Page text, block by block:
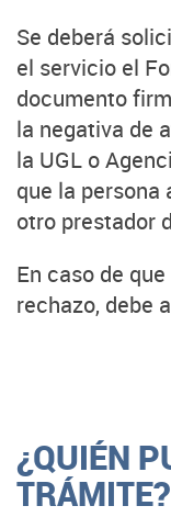
Se deberá
el servicio el
documento
la negativa de
la UGL o
que la persona
otro prestador
En caso de
rechazo, debe
¿QUIÉN
TRÁMITE?